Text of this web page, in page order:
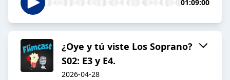
01:09:00
¿Oye y tú viste Los Soprano?
S02: E3 y E4.
2026-04-28